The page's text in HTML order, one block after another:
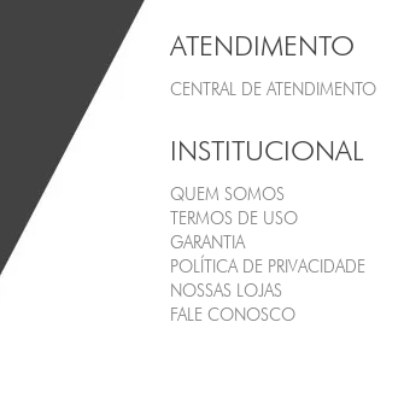
ATENDIMENTO
CENTRAL DE ATENDIMENTO
INSTITUCIONAL
QUEM SOMOS
TERMOS DE USO
GARANTIA
POLÍTICA DE PRIVACIDADE
NOSSAS LOJAS
FALE CONOSCO